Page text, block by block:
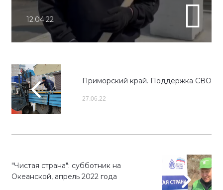
12.04.22
Приморский край. Поддержка СВО
27.06.22
"Чистая страна": субботник на
Океанской, апрель 2022 года